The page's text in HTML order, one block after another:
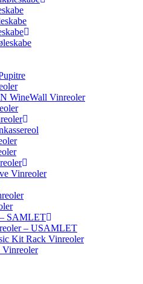
WineWall Vinreoler
Vinreoler
SAMLET
– USAMLET
Kit Rack Vinreoler